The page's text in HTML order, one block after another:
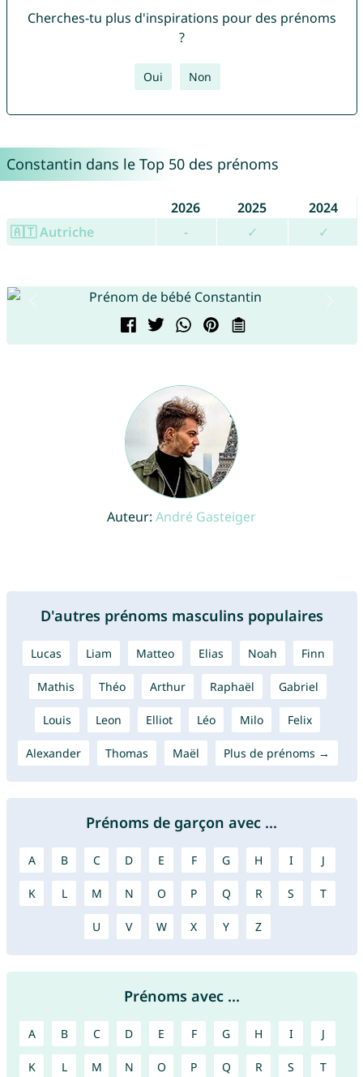
Cherches-tu plus d'inspirations pour des prénoms
?
Oui Non
Constantin dans le Top 50 des prénoms
2026 2025
2024
🇦🇹 Autriche
- ✓ ✓
Auteur: André Gasteiger
D'autres prénoms masculins populaires
Lucas Liam Matteo Elias Noah Finn
Mathis Théo Arthur Raphaël Gabriel
Louis Leon Elliot Léo Milo Felix
Alexander Thomas Maël Plus de prénoms →
Prénoms de garçon avec ...
A B C D E F G H I J
K L M N O P Q R S T
U V W X Y Z
Prénoms avec ...
A B C D E F G H I J
K L M N O P Q R S T